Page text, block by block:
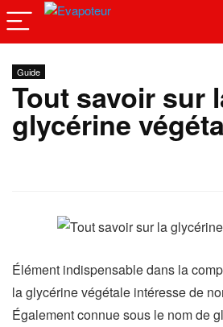
Guide
Tout savoir sur
glycérine
Élément indispensable dans la
la glycérine végétale intéresse de
Également connue sous le nom de